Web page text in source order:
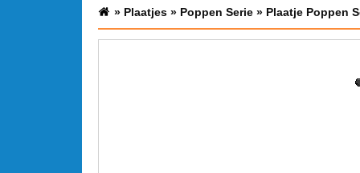
» Plaatjes » Poppen Serie » Plaatje Poppen